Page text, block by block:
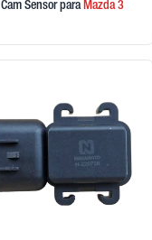
Cam Sensor paraMazda3